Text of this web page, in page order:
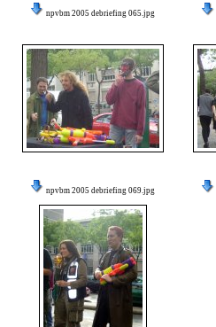
npvbm 2005 debriefing 065.jpg
npvbm 2005 debriefing 069.jpg